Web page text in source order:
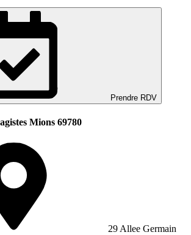
Prendre RDV
Mions 69780
29 Allee Germain